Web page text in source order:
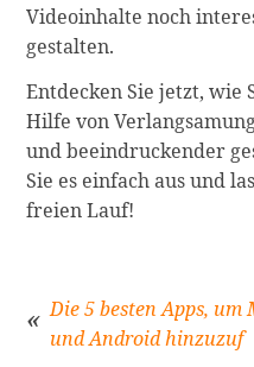
Videoinhalte noch
gestalten.
Entdecken Sie jetzt,
Hilfe von
und beeindruckender
Sie es einfach aus und
freien Lauf!
Die 5 besten Apps,
und Android hinzuzuf